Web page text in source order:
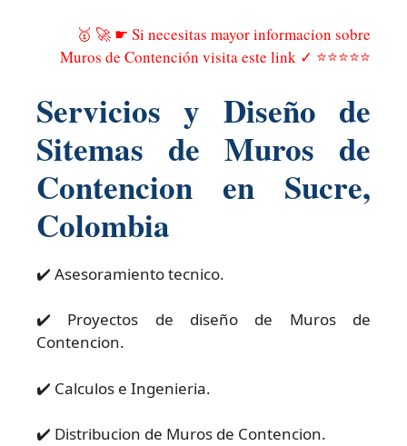
🥇 🚀 ☛ Si necesitas mayor informacion sobre
Muros de Contención visita este link ✓ ⭐⭐⭐⭐⭐
Servicios y Diseño de
Sitemas de Muros de
Contencion en Sucre,
Colombia
✔️ Asesoramiento tecnico.
✔️ Proyectos de diseño de Muros de
Contencion.
✔️ Calculos e Ingenieria.
✔️ Distribucion de Muros de Contencion.